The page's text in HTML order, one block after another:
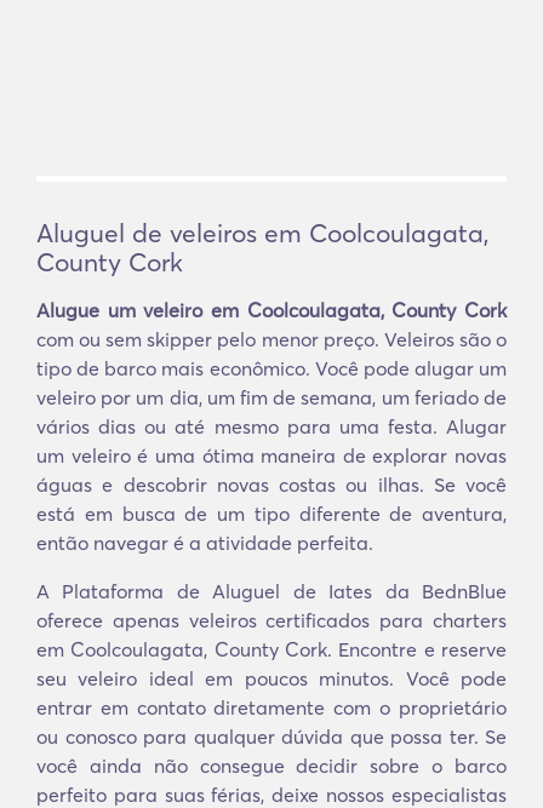
Aluguel de veleiros em Coolcoulagata,
County Cork
Alugue um veleiro em Coolcoulagata, County Cork
com ou sem skipper pelo menor preço. Veleiros são o
tipo de barco mais econômico. Você pode alugar um
veleiro por um dia, um fim de semana, um feriado de
vários dias ou até mesmo para uma festa. Alugar
um veleiro é uma ótima maneira de explorar novas
águas e descobrir novas costas ou ilhas. Se você
está em busca de um tipo diferente de aventura,
então navegar é a atividade perfeita.
A Plataforma de Aluguel de Iates da BednBlue
oferece apenas veleiros certificados para charters
em Coolcoulagata, County Cork. Encontre e reserve
seu veleiro ideal em poucos minutos. Você pode
entrar em contato diretamente com o proprietário
ou conosco para qualquer dúvida que possa ter. Se
você ainda não consegue decidir sobre o barco
perfeito para suas férias, deixe nossos especialistas